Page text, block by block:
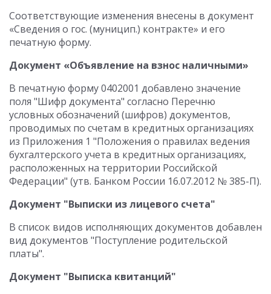
Соответствующие изменения внесены в документ
«Сведения о гос. (муницип.) контракте» и его
печатную форму.
Документ «Объявление на взнос наличными»
В печатную форму 0402001 добавлено значение
поля "Шифр документа" согласно Перечню
условных обозначений (шифров) документов,
проводимых по счетам в кредитных организациях
из Приложения 1 "Положения о правилах ведения
бухгалтерского учета в кредитных организациях,
расположенных на территории Российской
Федерации" (утв. Банком России 16.07.2012 № 385-П).
Документ "Выписки из лицевого счета"
В список видов исполняющих документов добавлен
вид документов "Поступление родительской
платы".
Документ "Выписка квитанций"